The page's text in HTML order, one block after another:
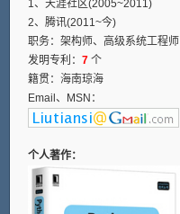
1、天涯社区(2005~2011)
2、腾讯(2011~今)
职务：架构师、高级系统工程师
发明专利： 7个
籍贯：海南琼海
Email、MSN：
个人著作：